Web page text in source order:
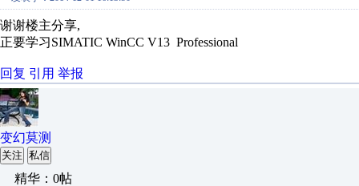
谢谢楼主分享,
正要学习SIMATIC WinCC V13 Professional
回复 引用 举报
变幻莫测
关注 私信
精华：0帖